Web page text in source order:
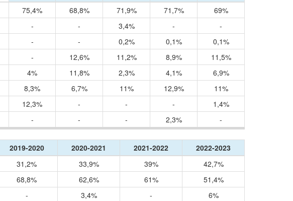
75,4% 68,8% 71,9% 71,7%
69%
- - 3,4% -
-
- - 0,2% 0,1%
0,1%
- 12,6% 11,2% 8,9%
11,5%
4% 11,8% 2,3% 4,1%
6,9%
8,3% 6,7% 11% 12,9%
11%
12,3% - - -
1,4%
- - - 2,3% -
2019-2020 2020-2021 2021-2022 2022-2023
31,2% 33,9% 39%
42,7%
68,8% 62,6% 61%
51,4%
- 3,4% - 6%